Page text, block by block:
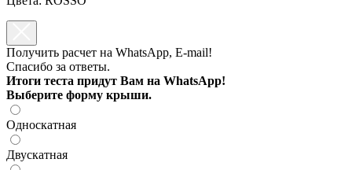
Получить расчет на WhatsApp, E-mail!
Спасибо за ответы.
Итоги теста придут Вам на WhatsApp!
Выберите форму крыши.
Односкатная
Двускатная